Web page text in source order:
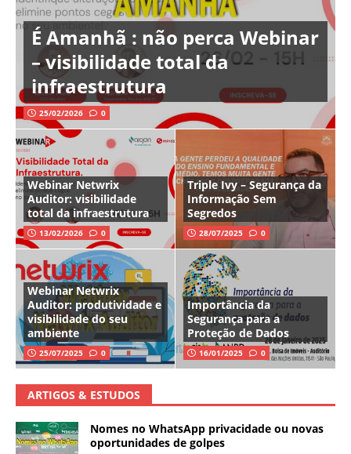
É Amanhã : não perca Webinar
– visibilidade total da
infraestrutura
25/02/2026 0
Webinar Netwrix
Auditor: visibilidade
total da infraestrutura
13/02/2026 0
Triple Ivy – Segurança da
Informação Sem
Segredos
28/07/2025 0
Webinar Netwrix
Auditor: produtividade e
visibilidade do seu
ambiente
25/07/2025 0
Importância da
Segurança para a
Proteção de Dados
16/01/2025 0
ARTIGOS & ESTUDOS
Nomes no WhatsApp privacidade ou novas
oportunidades de golpes